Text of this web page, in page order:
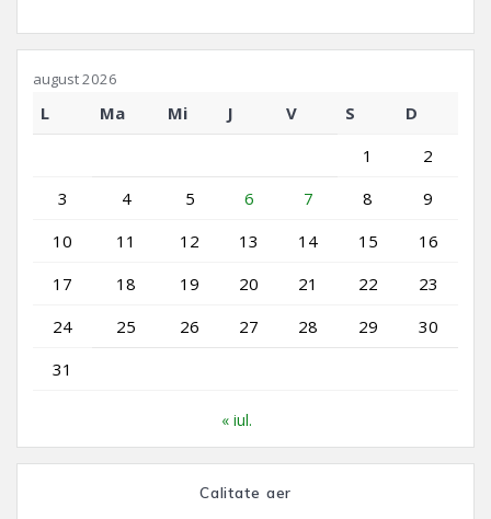
august 2026
L Ma Mi J V S
D
1
2
3
4 5 6 7 8
9
10
11 12 13 14 15
16
17
18 19 20 21 22
23
24
25 26 27 28 29
30
31
« iul.
Calitate aer